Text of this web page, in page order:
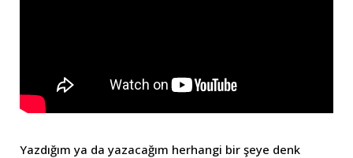
Yazdığım ya da yazacağım herhangi bir şeye denk